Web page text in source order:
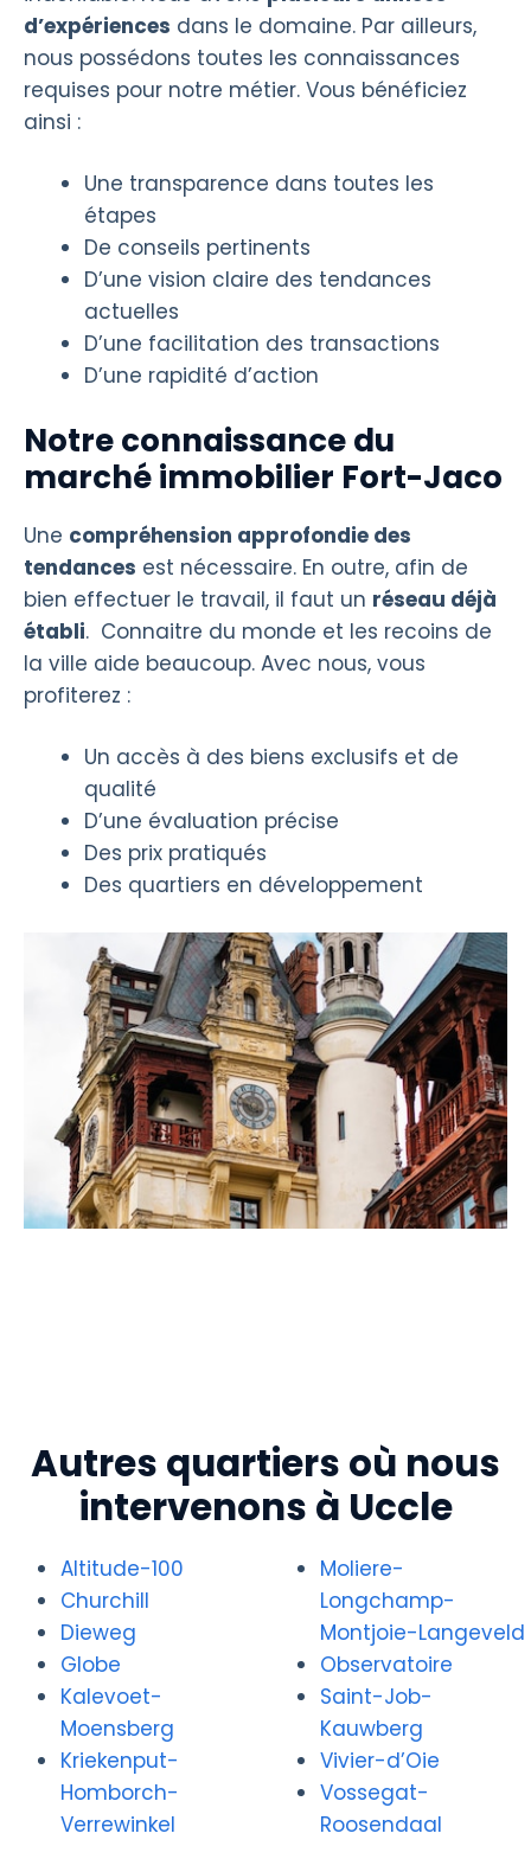
d’expériences dans le domaine. Par ailleurs,
nous possédons toutes les connaissances
requises pour notre métier. Vous bénéficiez
ainsi :
Une transparence dans toutes les
étapes
De conseils pertinents
D’une vision claire des tendances
actuelles
D’une facilitation des transactions
D’une rapidité d’action
Notre connaissance du
marché immobilier Fort-Jaco
Une compréhension approfondie des
tendances est nécessaire. En outre, afin de
bien effectuer le travail, il faut un réseau déjà
établi. Connaitre du monde et les recoins de
la ville aide beaucoup. Avec nous, vous
profiterez :
Un accès à des biens exclusifs et de
qualité
D’une évaluation précise
Des prix pratiqués
Des quartiers en développement
Autres quartiers où nous
intervenons à Uccle
Altitude-100
Churchill
Dieweg
Globe
Kalevoet-
Moensberg
Kriekenput-
Homborch-
Verrewinkel
Moliere-
Longchamp-
Montjoie-Langeveld
Observatoire
Saint-Job-
Kauwberg
Vivier-d’Oie
Vossegat-
Roosendaal